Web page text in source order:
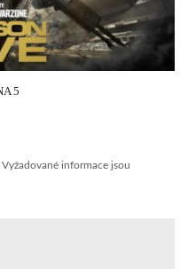
5
Vyžadované informace jsou